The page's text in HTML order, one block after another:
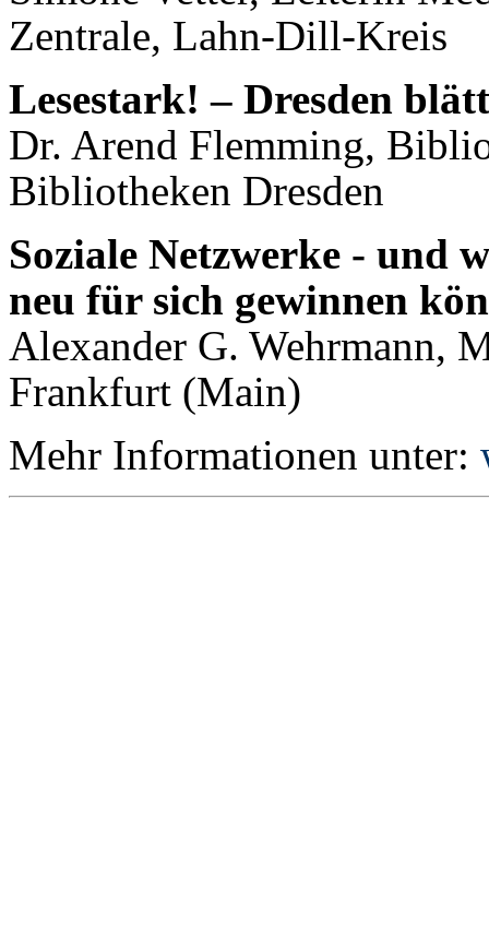
Zentrale, Lahn-Dill-Kreis
Lesestark! – Dresden
Dr. Arend Flemming,
Bibliotheken Dresden
Soziale Netzwerke - und
neu für sich gewinnen
Alexander G. Wehrmann,
Frankfurt (Main)
Mehr Informationen unter: